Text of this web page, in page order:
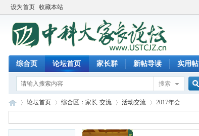
设为首页 收藏本站
综合页 论坛首页 家长群 新帖导读 实用帖
搜索
论坛首页 综合区：家长·交流 活动交流 2017年会